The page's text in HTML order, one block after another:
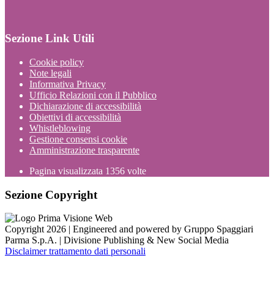
Sezione Link Utili
Cookie policy
Note legali
Informativa Privacy
Ufficio Relazioni con il Pubblico
Dichiarazione di accessibilità
Obiettivi di accessibilità
Whistleblowing
Gestione consensi cookie
Amministrazione trasparente
Pagina visualizzata 1356 volte
Sezione Copyright
Copyright 2026 | Engineered and powered by Gruppo Spaggiari
Parma S.p.A. | Divisione Publishing & New Social Media
Disclaimer trattamento dati personali